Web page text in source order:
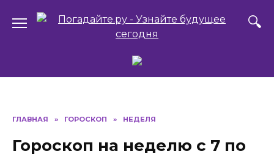
ГЛАВНАЯ » ГОРОСКОП » НЕДЕЛЯ
Гороскоп на неделю с 7 по